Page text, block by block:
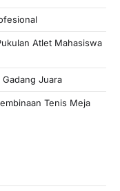
Atlet Mahasiswa
Juara
Tenis Meja